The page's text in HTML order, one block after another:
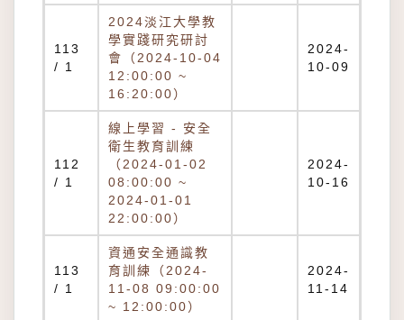
113
/ 1
2024淡江大學教
學實踐研究研討
會（2024-10-04
12:00:00 ~
16:20:00）
2024-
10-09
112
/ 1
線上學習 - 安全
衛生教育訓練
（2024-01-02
08:00:00 ~
2024-01-01
22:00:00）
2024-
10-16
113
/ 1
資通安全通識教
育訓練（2024-
11-08 09:00:00
~ 12:00:00）
2024-
11-14